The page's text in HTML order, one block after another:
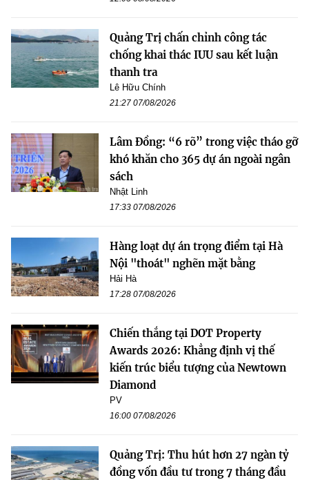
Quảng Trị chấn chỉnh công tác
chống khai thác IUU sau kết luận
thanh tra
Lê Hữu Chính
21:27 07/08/2026
Lâm Đồng: “6 rõ” trong việc tháo gỡ
khó khăn cho 365 dự án ngoài ngân
sách
Nhật Linh
17:33 07/08/2026
Hàng loạt dự án trọng điểm tại Hà
Nội "thoát" nghẽn mặt bằng
Hải Hà
17:28 07/08/2026
Chiến thắng tại DOT Property
Awards 2026: Khẳng định vị thế
kiến trúc biểu tượng của Newtown
Diamond
PV
16:00 07/08/2026
Quảng Trị: Thu hút hơn 27 ngàn tỷ
đồng vốn đầu tư trong 7 tháng đầu